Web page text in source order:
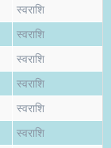
स्वराशि
स्वराशि
स्वराशि
स्वराशि
स्वराशि
स्वराशि